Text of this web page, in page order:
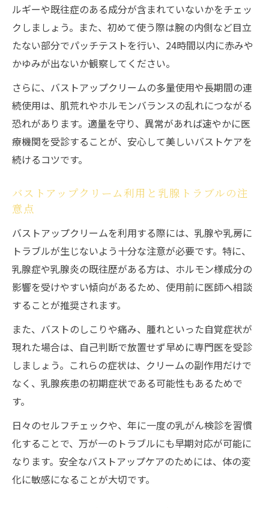
ルギーや既往症のある成分が含まれていないかをチェッ
クしましょう。また、初めて使う際は腕の内側など目立
たない部分でパッチテストを行い、24時間以内に赤みや
かゆみが出ないか観察してください。
さらに、バストアップクリームの多量使用や長期間の連
続使用は、肌荒れやホルモンバランスの乱れにつながる
恐れがあります。適量を守り、異常があれば速やかに医
療機関を受診することが、安心して美しいバストケアを
続けるコツです。
バストアップクリーム利用と乳腺トラブルの注
意点
バストアップクリームを利用する際には、乳腺や乳房に
トラブルが生じないよう十分な注意が必要です。特に、
乳腺症や乳腺炎の既往歴がある方は、ホルモン様成分の
影響を受けやすい傾向があるため、使用前に医師へ相談
することが推奨されます。
また、バストのしこりや痛み、腫れといった自覚症状が
現れた場合は、自己判断で放置せず早めに専門医を受診
しましょう。これらの症状は、クリームの副作用だけで
なく、乳腺疾患の初期症状である可能性もあるためで
す。
日々のセルフチェックや、年に一度の乳がん検診を習慣
化することで、万が一のトラブルにも早期対応が可能に
なります。安全なバストアップケアのためには、体の変
化に敏感になることが大切です。